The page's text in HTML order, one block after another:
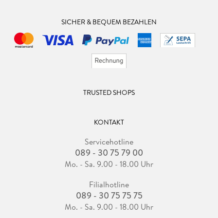
SICHER & BEQUEM BEZAHLEN
TRUSTED SHOPS
KONTAKT
Servicehotline
089 - 30 75 79 00
Mo. - Sa. 9.00 - 18.00 Uhr
Filialhotline
089 - 30 75 75 75
Mo. - Sa. 9.00 - 18.00 Uhr